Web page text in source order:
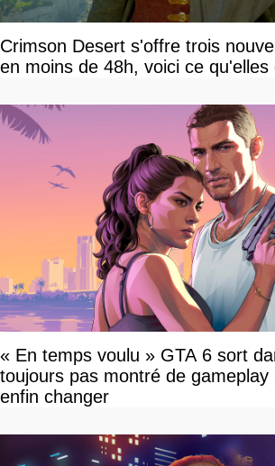
Crimson Desert s'offre trois
en moins de 48h, voici ce qu'elles
« En temps voulu » GTA 6 sort
toujours pas montré de gameplay
enfin changer